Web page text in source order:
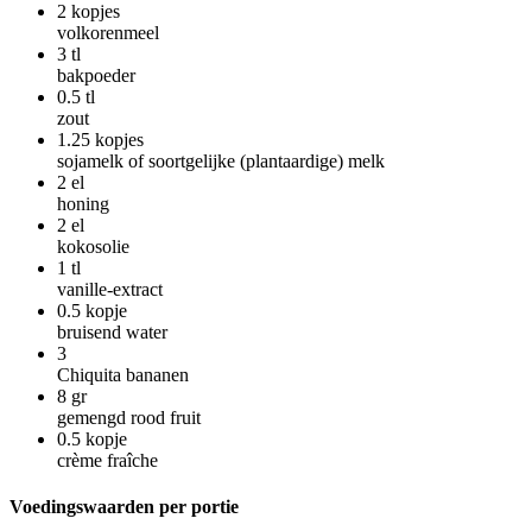
2 kopjes
volkorenmeel
3 tl
bakpoeder
0.5 tl
zout
1.25 kopjes
sojamelk of soortgelijke (plantaardige) melk
2 el
honing
2 el
kokosolie
1 tl
vanille-extract
0.5 kopje
bruisend water
3
Chiquita bananen
8 gr
gemengd rood fruit
0.5 kopje
crème fraîche
Voedingswaarden per portie